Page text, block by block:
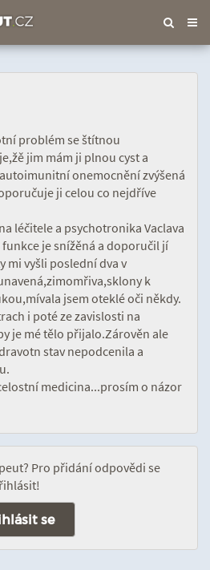
problém se štítnou
jim mám ji plnou cyst a
onemocnění zvýšená
ji celou co nejdříve
léčitele a psychotronika Vaclava
je snížěná a doporučil jí
mi vyšli poslední dva v
k
jsem oteklé oči někdy.
i poté ze zavislosti na
je mé tělo přijalo.Zárověn ale
stav nepodcenila a
medicina...prosím o názor
Pro přidání odpovědi se
se